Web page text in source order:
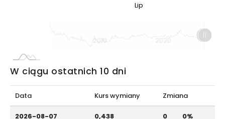
Lip
2010 2020
W ciągu ostatnich 10 dni
Data Kurs wymiany Zmiana
2026-08-07 0,438 0 0%